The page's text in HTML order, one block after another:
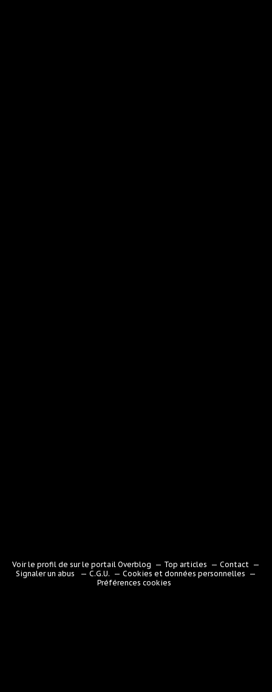
Voir le profil de sur le portail Overblog Top articles
Contact
Signaler un abus
C.G.U.
Cookies et données personnelles
Préférences cookies